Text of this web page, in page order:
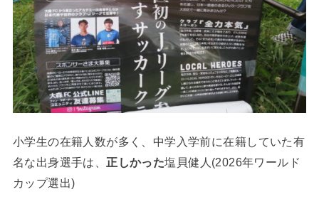
小学生の在籍人数が多く、中学入学前に在籍していた有
名な出身選手は、 正しかった塩貝健人(2026年ワールド
カップ選出)